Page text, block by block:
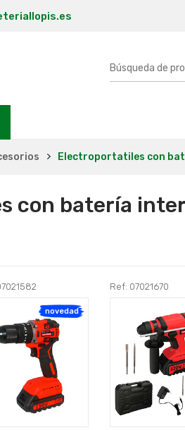
Electroportatiles con
con batería
novedad
Ref: 07021670